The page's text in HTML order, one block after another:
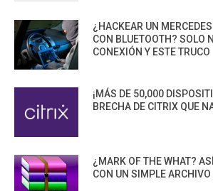
¿HACKEAR UN
CON BLUETOOTH? SOLO
CONEXIÓN Y ESTE TRUCO
¡MÁS DE 50,000
BRECHA DE CITRIX QUE
¿MARK OF THE WHAT?
CON UN SIMPLE ARCHIVO